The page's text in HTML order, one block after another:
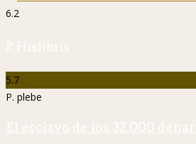
6.2
P. Hislibris
5.7
P. plebe
El esclavo de los 32.000